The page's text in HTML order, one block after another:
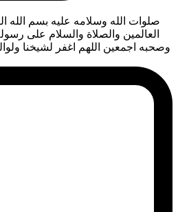
صلوات الله وسلامه عليه بسم الله
العالمين والصلاة والسلام على
وصحبه اجمعين اللهم اغفر لشيخنا